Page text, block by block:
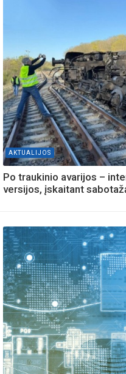
AKTUALIJOS
Po traukinio avarijos –
versijos, įskaitant